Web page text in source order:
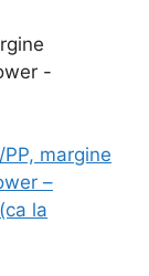
margine
–
la